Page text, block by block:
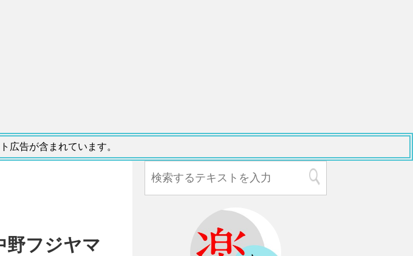
広告が含まれています。
野フジヤマ